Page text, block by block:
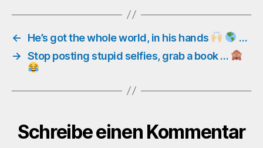
#klolektüre
#books
#beardedgay
#saltandpepper
← He’s got the whole world, in his hands
…
→ Stop posting stupid selfies, grab a book …
Schreibe einen Kommentar